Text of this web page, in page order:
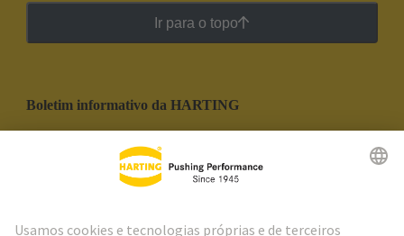
Ir para o topo
Boletim informativo da HARTING